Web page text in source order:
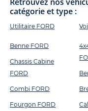
catégorie et type :
Utilitaire FORD
Benne FORD
Chassis Cabine
FORD
Combi FORD
Fourgon FORD